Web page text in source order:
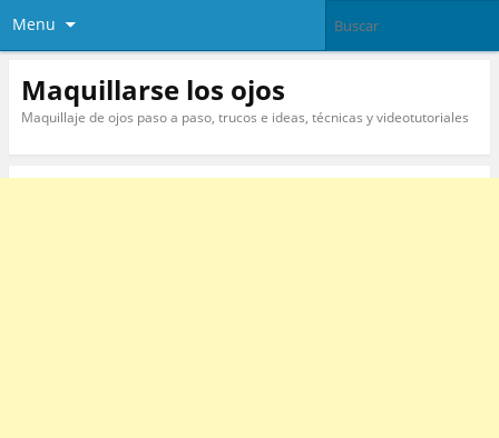
Menu
Maquillarse los ojos
Maquillaje de ojos paso a paso, trucos e ideas, técnicas y videotutoriales